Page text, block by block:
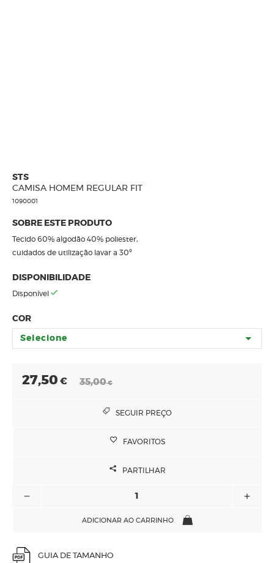
STS
CAMISA HOMEM REGULAR FIT
1090001
SOBRE ESTE PRODUTO
Tecido 60% algodão 40% poliester,
cuidados de utilização lavar a 30º
DISPONIBILIDADE
Disponível
COR
Selecione
27,50 € 35,00€
SEGUIR PREÇO
FAVORITOS
PARTILHAR
ADICIONAR AO CARRINHO
GUIA DE TAMANHO